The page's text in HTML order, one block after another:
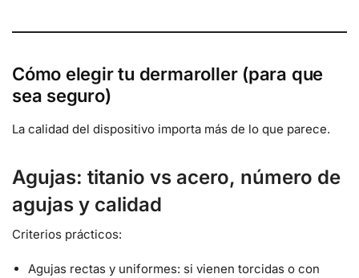
Cómo elegir tu dermaroller (para que
sea seguro)
La calidad del dispositivo importa más de lo que parece.
Agujas: titanio vs acero, número de
agujas y calidad
Criterios prácticos:
Agujas rectas y uniformes: si vienen torcidas o con